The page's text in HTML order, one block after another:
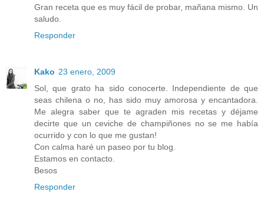
Gran receta que es muy fácil de probar, mañana mismo. Un
saludo.
Responder
Kako 23 enero, 2009
Sol, que grato ha sido conocerte. Independiente de que
seas chilena o no, has sido muy amorosa y encantadora.
Me alegra saber que te agraden mis recetas y déjame
decirte que un ceviche de champiñones no se me había
ocurrido y con lo que me gustan!
Con calma haré un paseo por tu blog.
Estamos en contacto.
Besos
Responder